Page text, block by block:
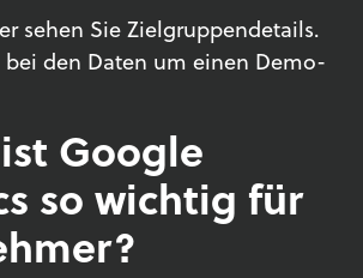
sehen Sie Zielgruppendetails.
bei den Daten um einen Demo-
Google
so wichtig für